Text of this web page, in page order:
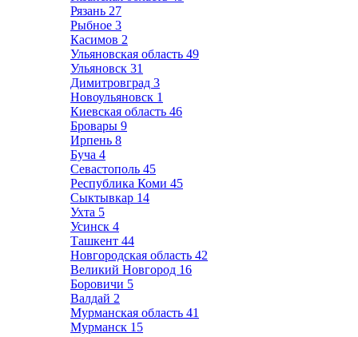
Рязань 27
Рыбное 3
Касимов 2
Ульяновская область 49
Ульяновск 31
Димитровград 3
Новоульяновск 1
Киевская область 46
Бровары 9
Ирпень 8
Буча 4
Севастополь 45
Республика Коми 45
Сыктывкар 14
Ухта 5
Усинск 4
Ташкент 44
Новгородская область 42
Великий Новгород 16
Боровичи 5
Валдай 2
Мурманская область 41
Мурманск 15